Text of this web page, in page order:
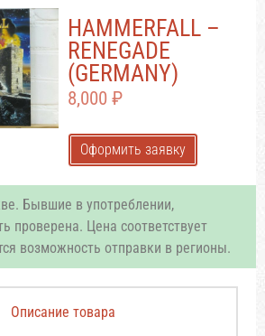
HAMMERFALL –
RENEGADE
(GERMANY)
8,000 ₽
Оформить заявку
Бывшие в употреблении,
проверена. Цена соответствует
возможность отправки в регионы.
Описание товара